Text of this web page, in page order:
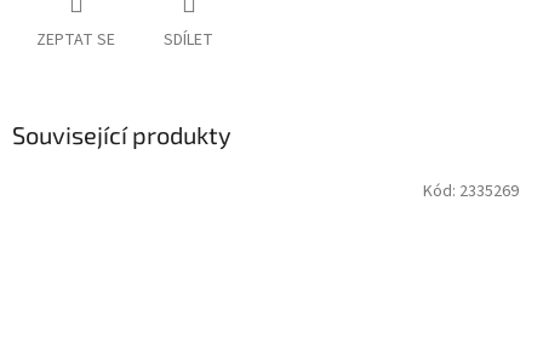
ZEPTAT SE SDÍLET
Související produkty
Kód: 2335269